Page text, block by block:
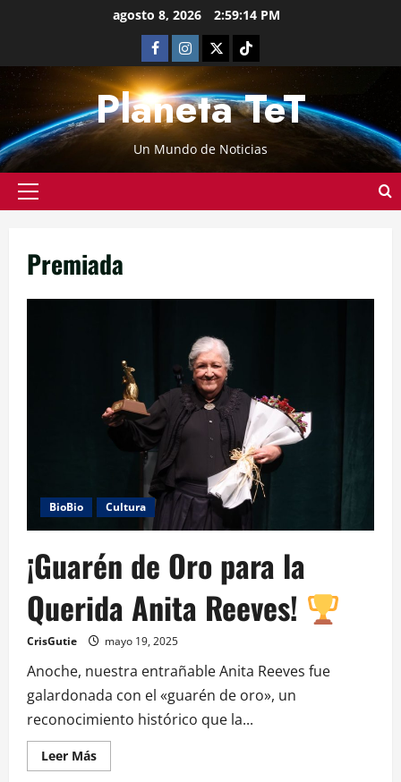
agosto 8, 2026 2:59:14 PM
Planeta TeT
Un Mundo de Noticias
Premiada
BioBio Cultura
¡Guarén de Oro para la
Querida Anita Reeves!
CrisGutie mayo 19, 2025
Anoche, nuestra entrañable Anita Reeves fue
galardonada con el «guarén de oro», un
reconocimiento histórico que la...
Leer Más